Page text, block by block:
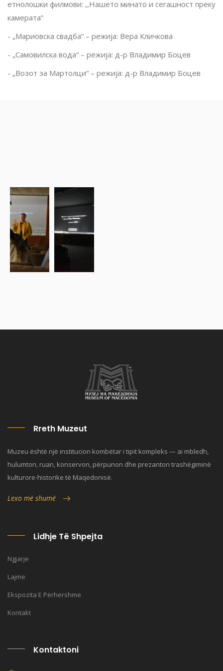
етнолошки филмови: ,,Нашето минато и сегашност преку
камерата”
- „Мариовска свадба“ – режија: Вера Кличкова
- „Самовилска вода“ – режија: д-р Владимир Боцев
- „Возот за Мартолци“ – режија: д-р Владимир Боцев
Rreth Muzeut
Muzeu është një institucion kombëtar i tipit kompleks — ai mbledh,
hulumton, ruan, konservon, përpunon dhe prezanton trashëgiminë
kulturore-historike të Maqedonisë.
Lexo më shumë
Lidhje Të Shpejta
Ngjarje
Lajme
Ekspozita E Përhershme
Kontakt
Kontaktoni